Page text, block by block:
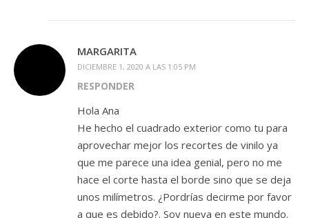
MARGARITA
DICIEMBRE 1, 2020 A LAS 1:05 PM
RESPONDER
Hola Ana
He hecho el cuadrado exterior como tu para
aprovechar mejor los recortes de vinilo ya
que me parece una idea genial, pero no me
hace el corte hasta el borde sino que se deja
unos milímetros. ¿Pordrías decirme por favor
a que es debido?. Soy nueva en este mundo.